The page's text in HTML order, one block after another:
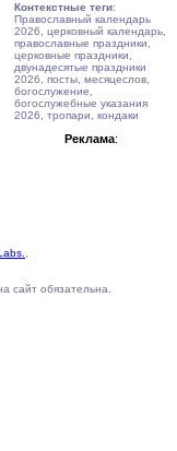
Контекстные теги:
Православный календарь
2026, церковный календарь,
православные праздники,
церковные праздники,
двунадесятые праздники
2026, посты, месяцеслов,
богослужение,
богослужебные указания
2026, тропари, кондаки
Реклама:
сайт обязательна.